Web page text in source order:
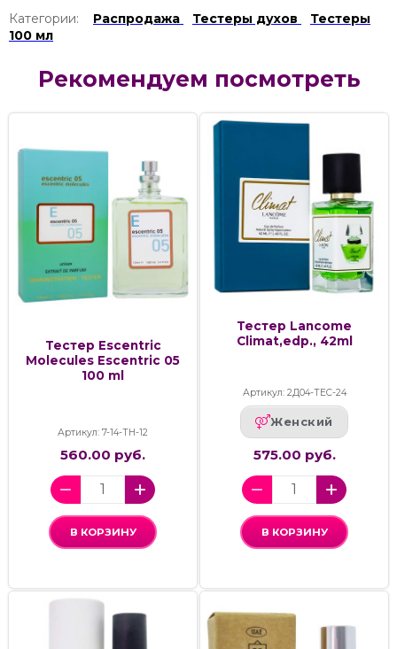
Категории:
Распродажа Тестеры духов
Тестеры
100 мл
Рекомендуем посмотреть
Тестер Escentric
Molecules Escentric 05
100 ml
Артикул: 7-14-ТН-12
560.00 руб.
В КОРЗИНУ
Тестер Lancome
Climat,edp., 42ml
Артикул: 2Д04-ТЕС-24
Женский
575.00 руб.
В КОРЗИНУ